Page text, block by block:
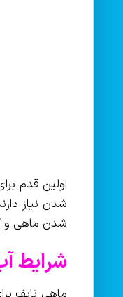
اولین قدم
شدن ماهی و
شرایط